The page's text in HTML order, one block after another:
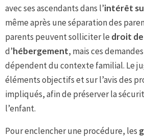
avec ses ascendants dans l’intérêt
même après une séparation des
parents peuvent solliciter le droit
d’hébergement, mais ces
dépendent du contexte familial. Le
éléments objectifs et sur l’avis des
impliqués, afin de préserver la
l’enfant.
Pour enclencher une procédure, les